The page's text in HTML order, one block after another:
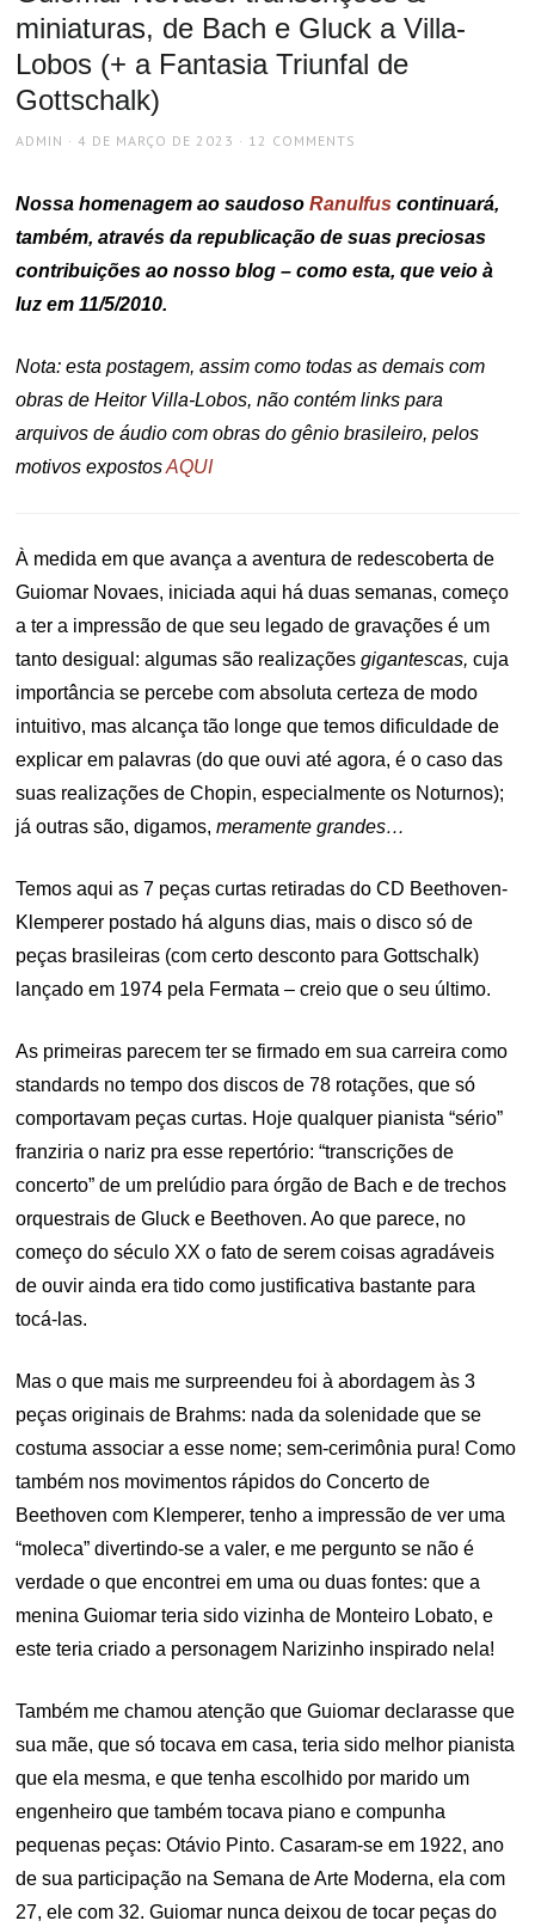
miniaturas, de Bach e Gluck a Villa-
Lobos (+ a Fantasia Triunfal de
Gottschalk)
AUTHOR
ADMIN
POSTED
4 DE MARÇO DE 2023 12 COMMENTS
Nossa homenagem ao saudosoRanulfus continuará,
também, através da republicação de suas preciosas
contribuições ao nosso blog – como esta, que veio à
luz em 11/5/2010.
Nota: esta postagem, assim como todas as demais com
obras de Heitor Villa-Lobos, não contém links para
arquivos de áudio com obras do gênio brasileiro, pelos
motivos expostosAQUI
À medida em que avança a aventura de redescoberta de
Guiomar Novaes, iniciada aqui há duas semanas, começo
a ter a impressão de que seu legado de gravações é um
tanto desigual: algumas são realizaçõesgigantescas,cuja
importância se percebe com absoluta certeza de modo
intuitivo, mas alcança tão longe que temos dificuldade de
explicar em palavras (do que ouvi até agora, é o caso das
suas realizações de Chopin, especialmente os Noturnos);
já outras são, digamos,meramente grandes…
Temos aqui as 7 peças curtas retiradas do CD Beethoven-
Klemperer postado há alguns dias, mais o disco só de
peças brasileiras (com certo desconto para Gottschalk)
lançado em 1974 pela Fermata – creio que o seu último.
As primeiras parecem ter se firmado em sua carreira como
standards no tempo dos discos de 78 rotações, que só
comportavam peças curtas. Hoje qualquer pianista “sério”
franziria o nariz pra esse repertório: “transcrições de
concerto” de um prelúdio para órgão de Bach e de trechos
orquestrais de Gluck e Beethoven. Ao que parece, no
começo do século XX o fato de serem coisas agradáveis
de ouvir ainda era tido como justificativa bastante para
tocá-las.
Mas o que mais me surpreendeu foi à abordagem às 3
peças originais de Brahms: nada da solenidade que se
costuma associar a esse nome; sem-cerimônia pura! Como
também nos movimentos rápidos do Concerto de
Beethoven com Klemperer, tenho a impressão de ver uma
“moleca” divertindo-se a valer, e me pergunto se não é
verdade o que encontrei em uma ou duas fontes: que a
menina Guiomar teria sido vizinha de Monteiro Lobato, e
este teria criado a personagem Narizinho inspirado nela!
Também me chamou atenção que Guiomar declarasse que
sua mãe, que só tocava em casa, teria sido melhor pianista
que ela mesma, e que tenha escolhido por marido um
engenheiro que também tocava piano e compunha
pequenas peças: Otávio Pinto. Casaram-se em 1922, ano
de sua participação na Semana de Arte Moderna, ela com
27, ele com 32. Guiomar nunca deixou de tocar peças do